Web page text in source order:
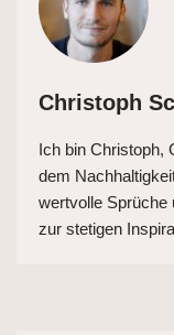
Christoph
Ich bin Christoph,
dem
wertvolle Sprüche
zur stetigen